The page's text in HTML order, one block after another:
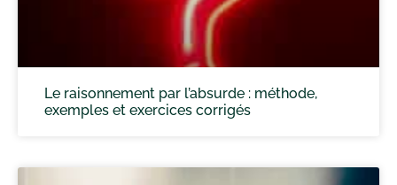
Le raisonnement par l’absurde : méthode,
exemples et exercices corrigés